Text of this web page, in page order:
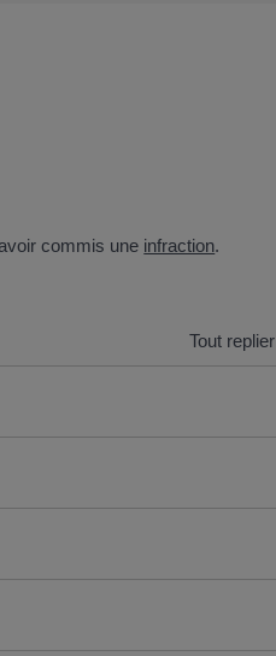
commis une infraction.
Tout replier